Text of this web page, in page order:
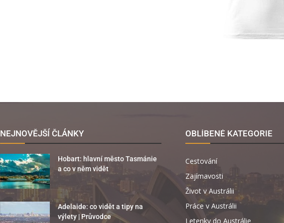
NEJNOVĚJŠÍ ČLÁNKY
Hobart: hlavní město Tasmánie
a co v něm vidět
Adelaide: co vidět a tipy na
výlety | Průvodce
OBLÍBENÉ KATEGORIE
Cestování
Zajímavosti
Život v Austrálii
Práce v Austrálii
Letenky do Austrálie